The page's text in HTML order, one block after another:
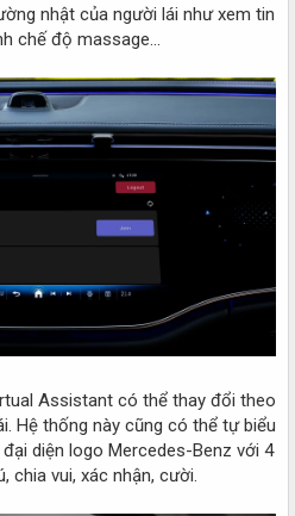
nhật của người lái như xem tin
chế độ massage...
Assistant có thể thay đổi theo
Hệ thống này cũng có thể tự biểu
diện logo Mercedes-Benz với 4
chia vui, xác nhận, cười.